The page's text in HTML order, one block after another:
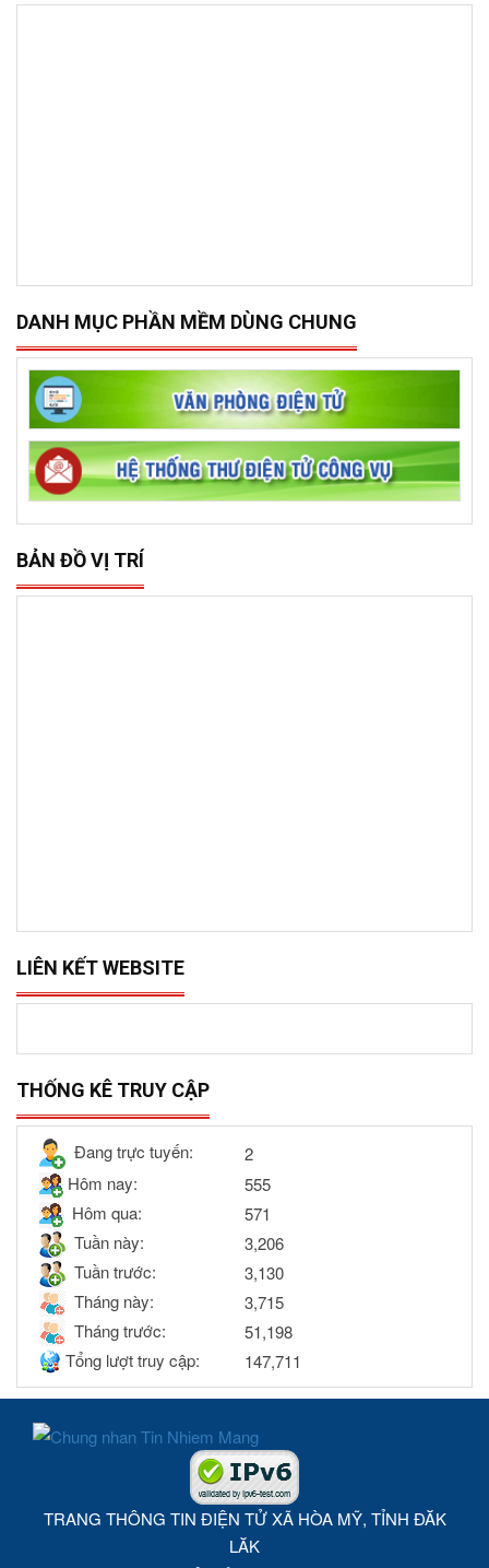
DANH MỤC PHẦN MỀM DÙNG CHUNG
BẢN ĐỒ VỊ TRÍ
LIÊN KẾT WEBSITE
THỐNG KÊ TRUY CẬP
Đang trực tuyến:
2
Hôm nay:
555
Hôm qua:
571
Tuần này:
3,206
Tuần trước:
3,130
Tháng này:
3,715
Tháng trước:
51,198
Tổng lượt truy cập:
147,711
TRANG THÔNG TIN ĐIỆN TỬ XÃ HÒA MỸ, TỈNH ĐĂK
LĂK